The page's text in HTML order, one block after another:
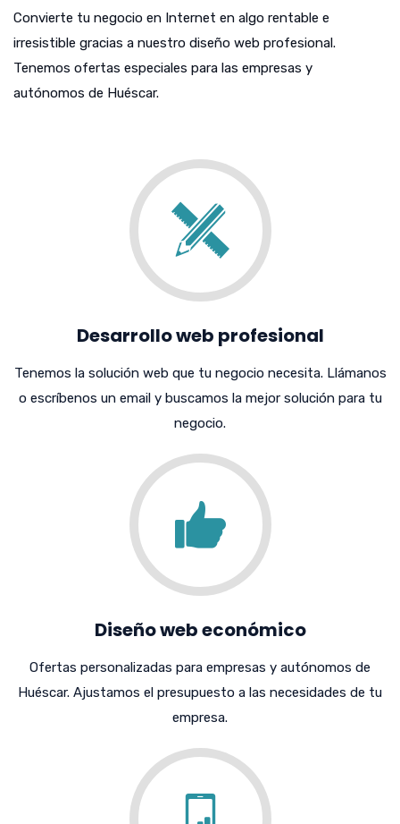
Convierte tu negocio en Internet en algo rentable e
irresistible gracias a nuestro diseño web profesional.
Tenemos ofertas especiales para las empresas y
autónomos de Huéscar.
Desarrollo web profesional
Tenemos la solución web que tu negocio necesita. Llámanos
o escríbenos un email y buscamos la mejor solución para tu
negocio.
Diseño web económico
Ofertas personalizadas para empresas y autónomos de
Huéscar. Ajustamos el presupuesto a las necesidades de tu
empresa.